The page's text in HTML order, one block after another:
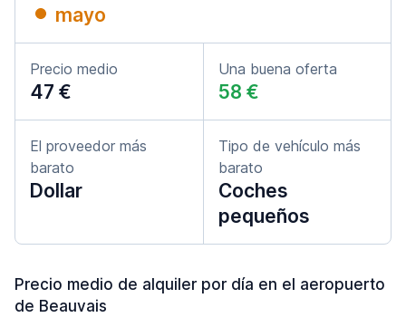
mayo
Precio medio
47 €
Una buena oferta
58 €
El proveedor más
barato
Dollar
Tipo de vehículo más
barato
Coches
pequeños
Precio medio de alquiler por día en el aeropuerto
de Beauvais